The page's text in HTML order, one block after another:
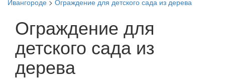
Ивангороде > Ограждение для детского сада из дерева
Ограждение для
детского сада из
дерева